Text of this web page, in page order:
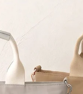
ブレスレット・
バングル
ブローチ
ショルダーバッ
スマートフォン
ポシェット
バッグチャー
ム・キーホルダ
ー
ウエア